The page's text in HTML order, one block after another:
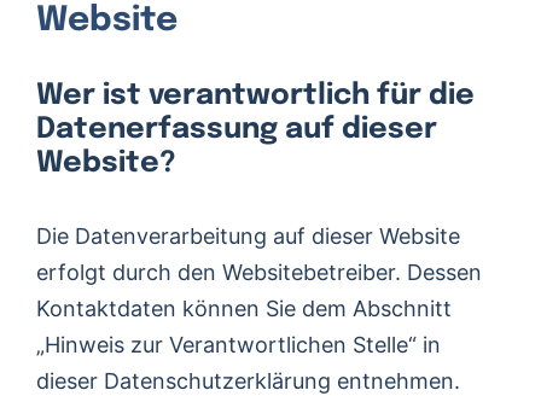
Website
Wer ist verantwortlich für die
Datenerfassung auf dieser
Website?
Die Datenverarbeitung auf dieser Website
erfolgt durch den Websitebetreiber. Dessen
Kontaktdaten können Sie dem Abschnitt
„Hinweis zur Verantwortlichen Stelle“ in
dieser Datenschutzerklärung entnehmen.